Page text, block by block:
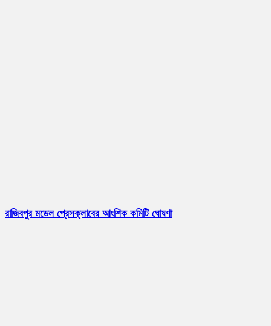
রাজিবপুর মডেল প্রেসক্লাবের আংশিক কমিটি ঘোষণা